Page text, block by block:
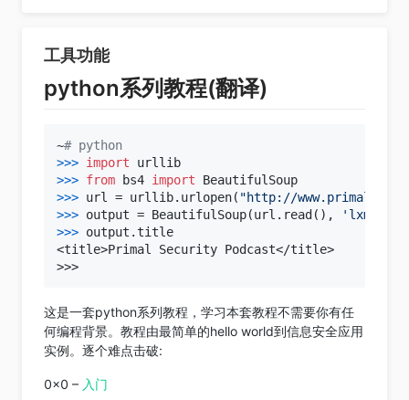
工具功能
python系列教程(翻译)
~# python
>>> import
urllib
>>> from bs4 import
BeautifulSoup
>>> url = urllib.urlopen( "http://
>>> output = BeautifulSoup(url.read(), 'lxml'
>>> output.title
<title>Primal Security Podcast</title>
>>>
这是一套python系列教程，学习本套教程不需要你有任
何编程背景。教程由最简单的hello world到信息安全应用
实例。逐个难点击破:
0x0 – 入门